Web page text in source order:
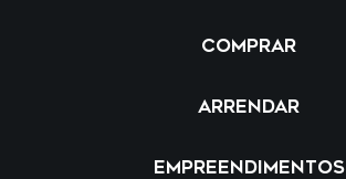
COMPRAR
ARRENDAR
EMPREENDIMENTOS